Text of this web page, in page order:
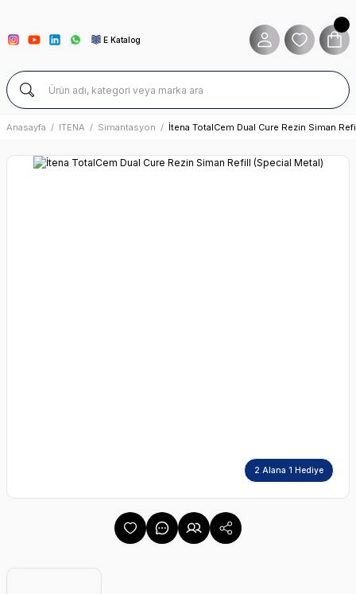
E Katalog
Anasayfa ITENA Simantasyon İtena TotalCem Dual Cure Rezin Siman
2 Alana 1 Hediye